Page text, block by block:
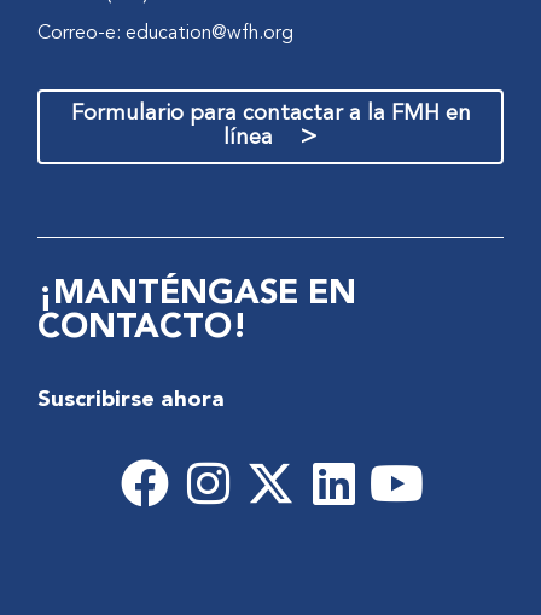
Correo-e:education@wfh.org
Formulario para contactar a la FMH en
línea
>
¡MANTÉNGASE EN
CONTACTO!
Suscribirse ahora